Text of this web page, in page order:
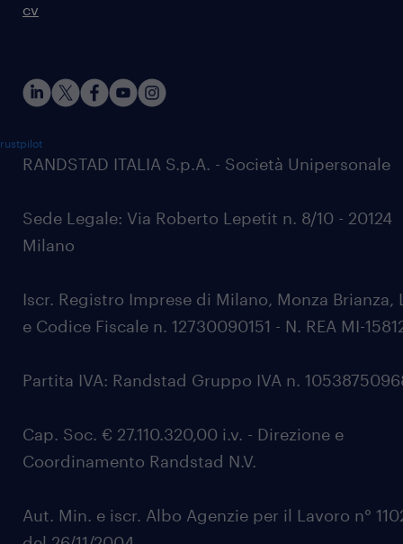
cv
RANDSTAD ITALIA S.p.A. - Società Unipersonale
Sede Legale: Via Roberto Lepetit n. 8/10 - 20124
Milano
Iscr. Registro Imprese di Milano, Monza Brianza,
e Codice Fiscale n. 12730090151 - N. REA MI-
Partita IVA: Randstad Gruppo IVA n.
Cap. Soc. € 27.110.320,00 i.v. - Direzione e
Coordinamento Randstad N.V.
Aut. Min. e iscr. Albo Agenzie per il Lavoro n°